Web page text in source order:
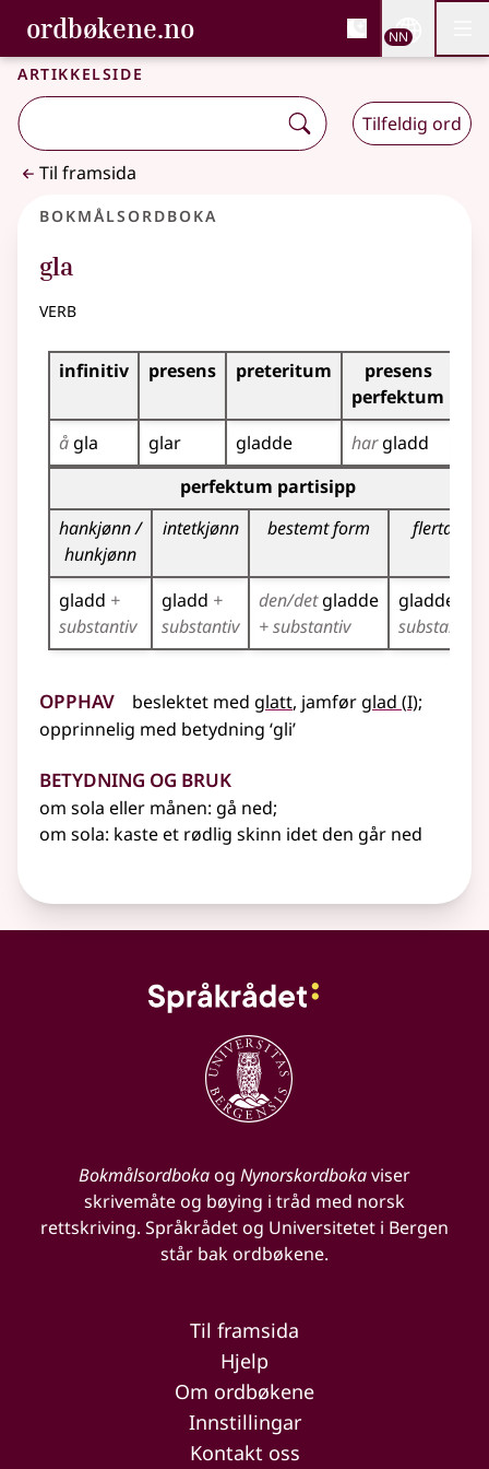
Gå til hovudinnhald
Tilgjenge
ordbøkene.no, Bokmålsordboka og
Bokmålsordboka og Nynorskordboka
NN
Artikkelside
Tilfeldig ord
Til framsida
Bokmålsordboka
gla
verb
Bøyingstabell for dette verbet
infinitiv presens preteritum
presens
perfektum
å gla glar gladde hargladd
Bøyingstabell for dette verbet (partisippformer)
perfektum partisipp
hankjønn /
hunkjønn
intetkjønn bestemt form flertall
gladd +
substantiv
gladd +
substantiv
den/detgladde
+ substantiv
gladde
substantiv
Opphav beslektet med glatt, jamfør glad (1
I);
opprinnelig med betydning ‘gli’
Betydning og bruk
om sola eller månen: gå ned;
om sola: kaste et rødlig skinn idet den går ned
Bokmålsordbokaog Nynorskordbokaviser
skrivemåte og bøying i tråd med norsk
rettskriving. Språkrådet og Universitetet i Bergen
står bak ordbøkene.
Til framsida
Hjelp
Om ordbøkene
Innstillingar
Kontakt oss